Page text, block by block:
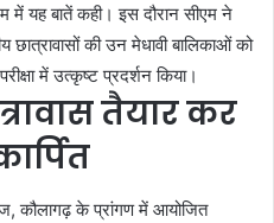
में यह बातें कही। इस दौरान सीएम ने
की उन मेधावी बालिकाओं को
में उत्कृष्ट प्रदर्शन किया।
तैयार कर
कौलागढ़ के प्रांगण में आयोजित